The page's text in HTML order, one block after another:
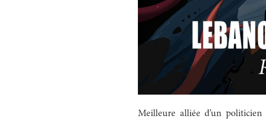
Meilleure alliée d’un